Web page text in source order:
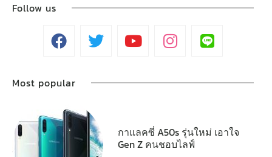
Follow us
Most popular
กาแลคซี่ A50s รุ่นใหม่ เอาใจ
Gen Z คนชอบไลฟ์